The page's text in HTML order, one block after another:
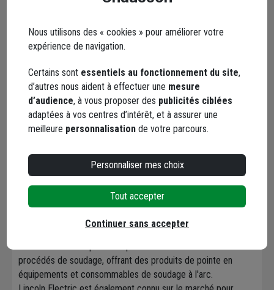
Marque Lincoln
Lincoln Electric, leader mondial dans son domaine, conçoit,
développe et fabrique des produits de soudage et de
coupage à l’arc électrique. Forts de 125 années d'expérience,
ces experts du secteur industriel sont reconnus dans le
monde entier comme "Les experts en soudage". L'innovation
de Licoln Eletcric est à l'origine d'une large gamme de
procédés de soudage, offrant des produits de pointe en
équipements et consommables de soudage à l'arc.
Nous utilisons des « cookies » pour améliorer votre
expérience de navigation.
Certains sont essentiels au fonctionnement du site,
d’autres nous aident à effectuer une mesure
d’audience, à vous proposer des publicités ciblées
adaptées à vos centres d’intérêt, et à assurer une
meilleure personnalisation de votre parcours.
Personnaliser mes choix
Tout accepter
Continuer sans accepter